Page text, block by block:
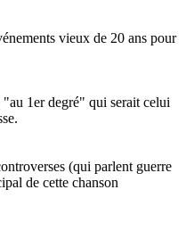
vieux de 20 ans pour
1er degré" qui serait celui
(qui parlent guerre
de cette chanson